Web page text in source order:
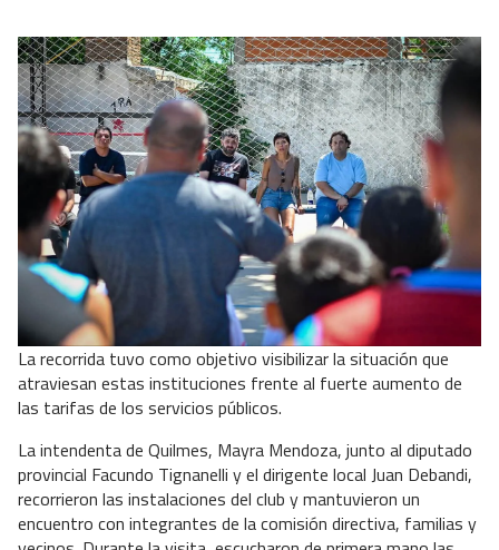
La recorrida tuvo como objetivo visibilizar la situación que
atraviesan estas instituciones frente al fuerte aumento de
las tarifas de los servicios públicos.
La intendenta de Quilmes, Mayra Mendoza, junto al diputado
provincial Facundo Tignanelli y el dirigente local Juan Debandi,
recorrieron las instalaciones del club y mantuvieron un
encuentro con integrantes de la comisión directiva, familias y